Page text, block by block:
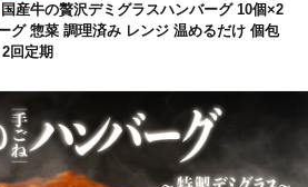
産牛の贅沢デミグラスハンバーグ 10個×2
グ 惣菜 調理済み レンジ 温めるだけ 個包
回定期